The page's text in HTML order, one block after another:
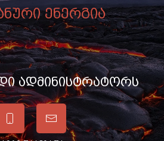
ენერგია
ადმინისტრატორს